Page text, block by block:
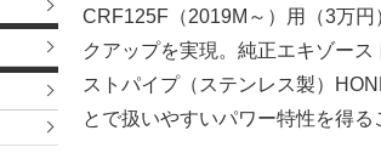
CRF125F（2019M～）用（3万
クアップを実現。純正エキゾー
ストパイプ（ステンレス製）
とで扱いやすいパワー特性を得る